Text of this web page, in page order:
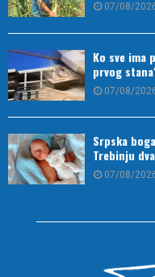
07/08/
Ko sve ima
prvog
07/08/
Srpska
Trebinju
07/08/